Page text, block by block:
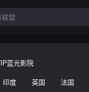
蓝光影院
印度 英国 法国